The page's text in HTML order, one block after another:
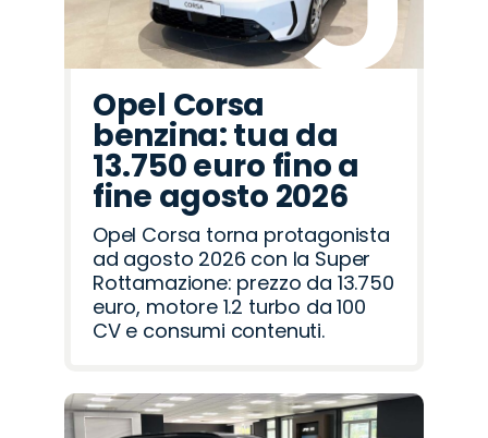
Opel Corsa
benzina: tua da
13.750 euro fino a
fine agosto 2026
Opel Corsa torna protagonista
ad agosto 2026 con la Super
Rottamazione: prezzo da 13.750
euro, motore 1.2 turbo da 100
CV e consumi contenuti.